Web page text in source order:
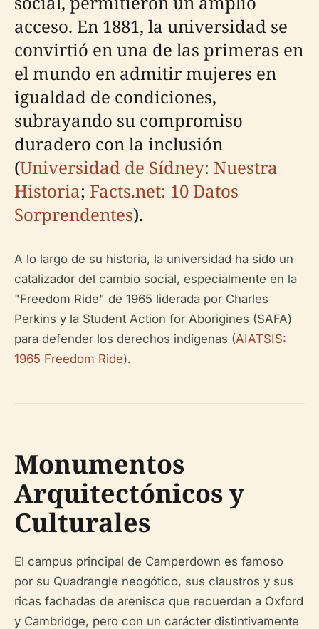
acceso. En 1881, la universidad se
convirtió en una de las primeras en
el mundo en admitir mujeres en
igualdad de condiciones,
subrayando su compromiso
duradero con la inclusión
(Universidad de Sídney: Nuestra
Historia; Facts.net: 10 Datos
Sorprendentes).
A lo largo de su historia, la universidad ha sido un
catalizador del cambio social, especialmente en la
"Freedom Ride" de 1965 liderada por Charles
Perkins y la Student Action for Aborigines (SAFA)
para defender los derechos indígenas (AIATSIS:
1965 Freedom Ride).
Monumentos
Arquitectónicos y
Culturales
El campus principal de Camperdown es famoso
por su Quadrangle neogótico, sus claustros y sus
ricas fachadas de arenisca que recuerdan a Oxford
y Cambridge, pero con un carácter distintivamente